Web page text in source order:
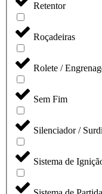
Retentor
Roçadeiras
Rolete /
Sem Fim
Silenciador /
Sistema de